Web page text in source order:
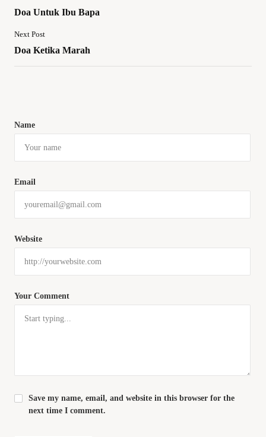
Doa Untuk Ibu Bapa
Next Post
Doa Ketika Marah
Your Comment
Name
Email
Website
Save my name, email, and website in this browser for the
next time I comment.